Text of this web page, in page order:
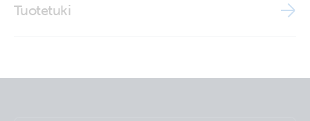
Lynx Shunt VE.Can (top open with fuse)
Lynx Shunt VE.Can (top open1)
Tuotetuki